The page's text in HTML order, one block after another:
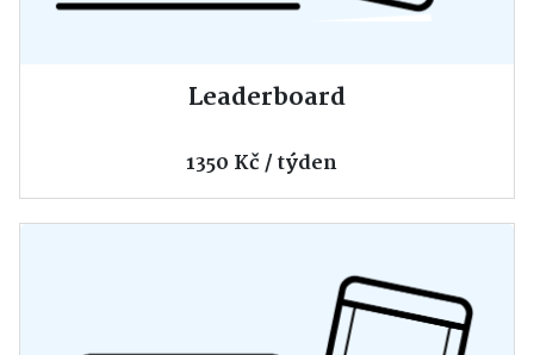
Leaderboard
1350 Kč / týden